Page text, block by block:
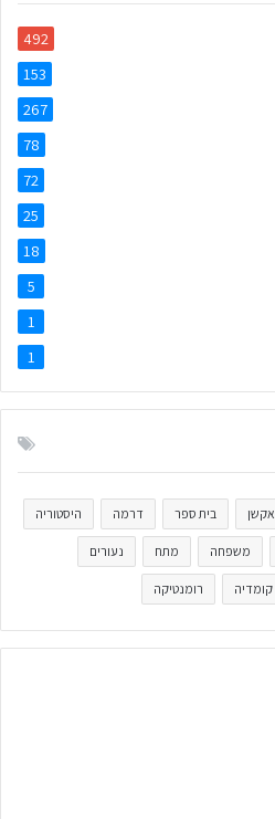
492
153
267
78
72
25
18
5
1
1
אקשן בית ספר דרמה היסטוריה
משפחה מתח נעורים
קומדיה רומנטיקה